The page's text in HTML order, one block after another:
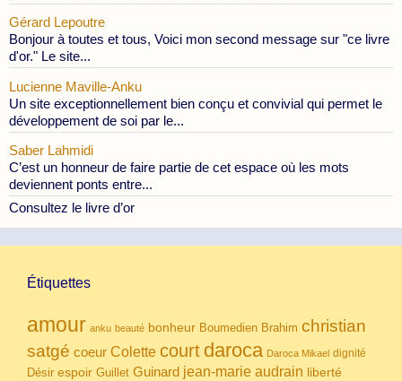
Gérard Lepoutre
Bonjour à toutes et tous, Voici mon second message sur "ce livre
d'or." Le site...
Lucienne Maville-Anku
Un site exceptionnellement bien conçu et convivial qui permet le
développement de soi par le...
Saber Lahmidi
C’est un honneur de faire partie de cet espace où les mots
deviennent ponts entre...
Consultez le livre d’or
Étiquettes
amour anku beauté bonheur Boumedien Brahim christian
satgé coeur Colette court daroca Daroca Mikael dignité
Désir espoir Guillet Guinard jean-marie audrain liberté